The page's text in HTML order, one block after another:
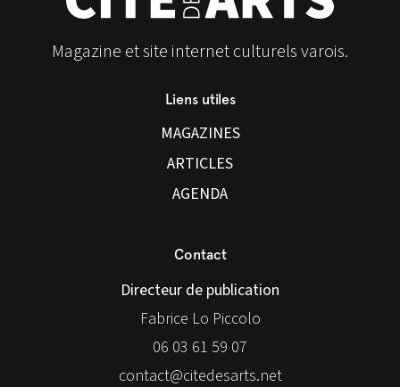
Magazine et site internet culturels varois.
Liens utiles
MAGAZINES
ARTICLES
AGENDA
Contact
Directeur de publication
Fabrice Lo Piccolo
06 03 61 59 07
contact@citedesarts.net